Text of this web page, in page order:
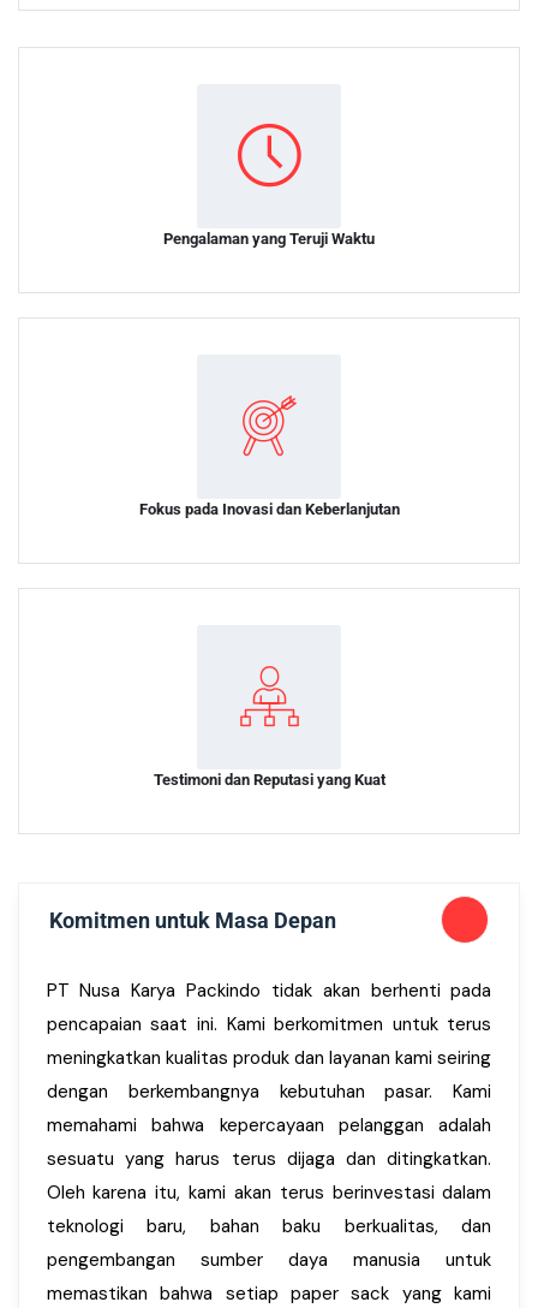
Pengalaman yang Teruji Waktu
Fokus pada Inovasi dan Keberlanjutan
Testimoni dan Reputasi yang Kuat
Komitmen untuk Masa Depan
PT Nusa Karya Packindo tidak akan berhenti pada
pencapaian saat ini. Kami berkomitmen untuk terus
meningkatkan kualitas produk dan layanan kami seiring
dengan berkembangnya kebutuhan pasar. Kami
memahami bahwa kepercayaan pelanggan adalah
sesuatu yang harus terus dijaga dan ditingkatkan.
Oleh karena itu, kami akan terus berinvestasi dalam
teknologi baru, bahan baku berkualitas, dan
pengembangan sumber daya manusia untuk
memastikan bahwa setiap paper sack yang kami